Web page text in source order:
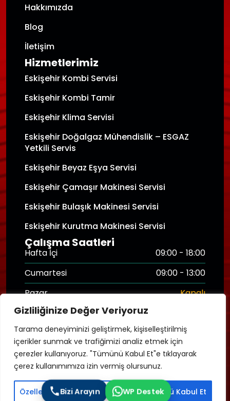
Gizliliğinize Değer Veriyoruz
Tarama deneyiminizi geliştirmek, kişiselleştirilmiş
içerikler sunmak ve trafiğimizi analiz etmek için
çerezler kullanıyoruz. "Tümünü Kabul Et"e tıklayarak
çerez kullanımımıza izin vermiş olursunuz.
Özelleştir Tümünü Reddet Tümünü Kabul Et
Hakkımızda
Blog
İletişim
Hizmetlerimiz
Eskişehir Kombi Servisi
Eskişehir Kombi Tamir
Eskişehir Klima Servisi
Eskişehir Doğalgaz Mühendislik – ESGAZ
Yetkili Servis
Eskişehir Beyaz Eşya Servisi
Eskişehir Çamaşır Makinesi Servisi
Eskişehir Bulaşık Makinesi Servisi
Eskişehir Kurutma Makinesi Servisi
Çalışma Saatleri
Hafta İçi
09:00 - 18:00
Cumartesi
09:00 - 13:00
Pazar
Kapalı
Hasar Destek Hattı
Copyright © 2025 Eskişehir Kombi Tamir
Hakları Saklıdır.
Bizi Arayın WP Destek